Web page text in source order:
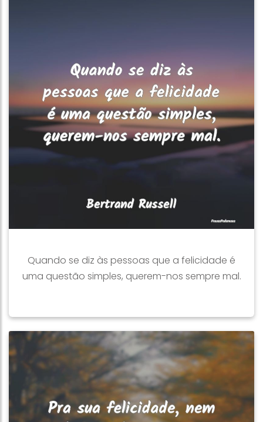
Quando se diz às pessoas que a felicidade é
uma questão simples, querem-nos sempre mal.